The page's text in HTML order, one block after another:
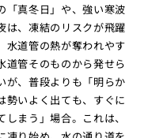
「真冬日」や、強い寒波
は、凍結のリスクが飛躍
水道管の熱が奪われやす
道管そのものから発せら
が、普段よりも「明らか
勢いよく出ても、すぐに
まう」場合。これは、